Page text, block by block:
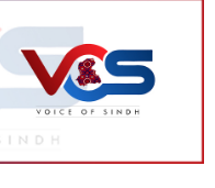
آزاد چھوڑ دیا
مقامی آبادی
مسئلہ بن چکا